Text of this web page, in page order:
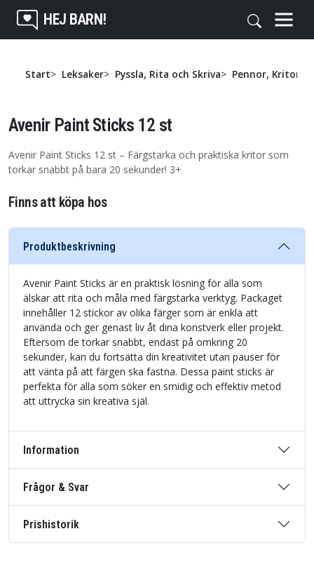
HEJ BARN!
Start Leksaker Pyssla, Rita och Skriva Pennor, Kritor
Avenir Paint Sticks 12 st
Avenir Paint Sticks 12 st – Färgstarka och praktiska kritor som
torkar snabbt på bara 20 sekunder! 3+
Finns att köpa hos
Produktbeskrivning
Avenir Paint Sticks är en praktisk lösning för alla som
älskar att rita och måla med färgstarka verktyg. Packaget
innehåller 12 stickor av olika färger som är enkla att
använda och ger genast liv åt dina konstverk eller projekt.
Eftersom de torkar snabbt, endast på omkring 20
sekunder, kan du fortsätta din kreativitet utan pauser för
att vänta på att färgen ska fastna. Dessa paint sticks är
perfekta för alla som söker en smidig och effektiv metod
att uttrycka sin kreativa själ.
Information
Frågor & Svar
Prishistorik